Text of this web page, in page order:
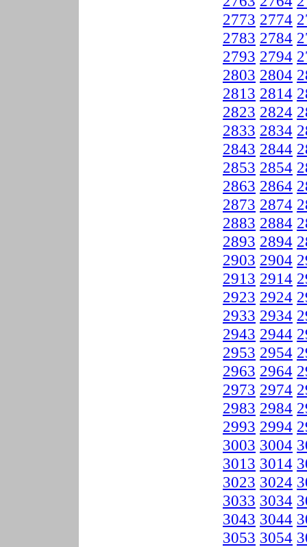
2773 2774
2783 2784
2793 2794
2803 2804
2813 2814
2823 2824
2833 2834
2843 2844
2853 2854
2863 2864
2873 2874
2883 2884
2893 2894
2903 2904
2913 2914
2923 2924
2933 2934
2943 2944
2953 2954
2963 2964
2973 2974
2983 2984
2993 2994
3003 3004
3013 3014
3023 3024
3033 3034
3043 3044
3053 3054